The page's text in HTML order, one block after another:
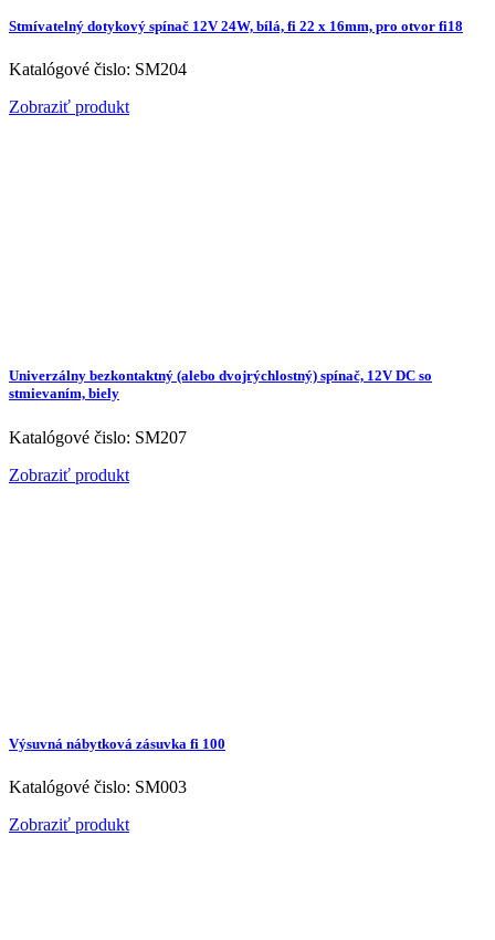
Stmívatelný dotykový spínač 12V 24W, bílá, fi 22 x 16mm, pro otvor fi18
Katalógové čislo: SM204
Zobraziť produkt
Univerzálny bezkontaktný (alebo dvojrýchlostný) spínač, 12V DC so
stmievaním, biely
Katalógové čislo: SM207
Zobraziť produkt
Výsuvná nábytková zásuvka fi 100
Katalógové čislo: SM003
Zobraziť produkt